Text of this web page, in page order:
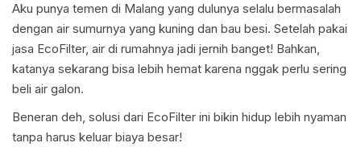
Aku punya temen di Malang yang dulunya selalu bermasalah
dengan air sumurnya yang kuning dan bau besi. Setelah pakai
jasa EcoFilter, air di rumahnya jadi jernih banget! Bahkan,
katanya sekarang bisa lebih hemat karena nggak perlu sering
beli air galon.
Beneran deh, solusi dari EcoFilter ini bikin hidup lebih nyaman
tanpa harus keluar biaya besar!